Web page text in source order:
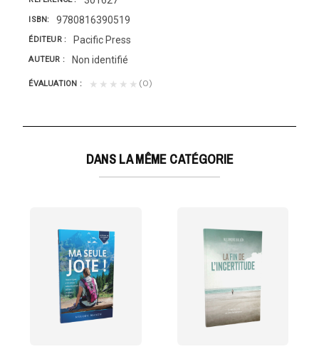
ISBN 9780816390519
ÉDITEUR Pacific Press
AUTEUR Non identifié
ÉVALUATION ★★★★★ (0)
DANS LA MÊME CATÉGORIE
LA CHRISTOLOGIE
la vie et l'oeœuvre de Jean Zurcher. Une...